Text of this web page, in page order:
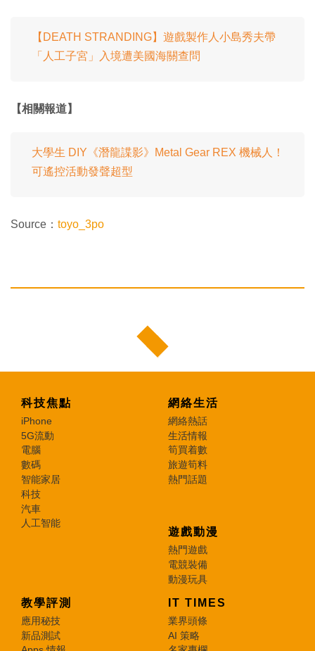
【DEATH STRANDING】遊戲製作人小島秀夫帶
「人工子宮」入境遭美國海關查問
【相關報道】
大學生 DIY《潛龍諜影》Metal Gear REX 機械人！
可遙控活動發聲超型
Source： toyo_3po
科技焦點
iPhone
5G流動
電腦
數碼
智能家居
科技
汽車
人工智能
網絡生活
網絡熱話
生活情報
筍買着數
旅遊筍料
熱門話題
遊戲動漫
熱門遊戲
電競裝備
動漫玩具
教學評測
應用秘技
新品測試
IT TIMES
業界頭條
AI 策略